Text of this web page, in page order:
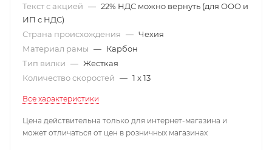
Текст с акцией — 22% НДС можно вернуть (для ООО и
ИП с НДС)
Страна происхождения — Чехия
Материал рамы — Карбон
Тип вилки — Жесткая
Количество скоростей — 1 x 13
Все характеристики
Цена действительна только для интернет-магазина и
может отличаться от цен в розничных магазинах